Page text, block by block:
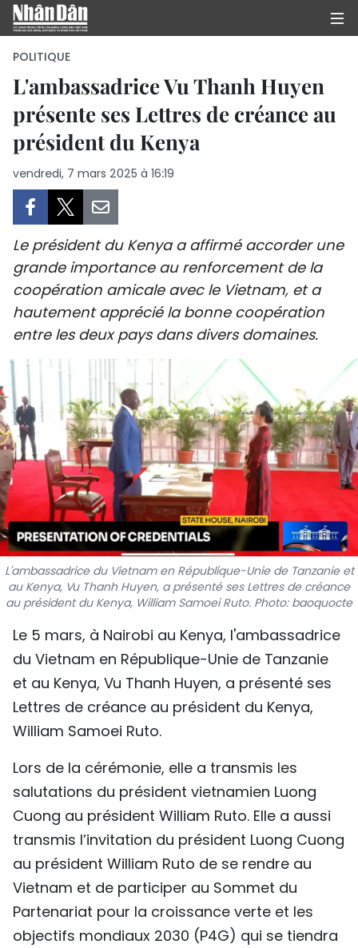
PAGE D'ACCUEIL
POLITIQUE
CULTURE
TOURISME
ENVIRONNEMENT
FRANCOPHONIE
PAYS NATAL
INTERNATIONAL
MÉGASTORIE
INFOGRAPHIE
PHOTO
VIDÉO
À PROPOS DU "PEUPLE"
TIẾNG VIỆT
ENGLISH
中文
РУССКИЙ
ESPAÑOL
POLITIQUE
L'ambassadrice Vu Thanh Huyen
présente ses Lettres de créance au
président du Kenya
vendredi, 7 mars 2025 à 16:19
Le président du Kenya a affirmé accorder une
grande importance au renforcement de la
coopération amicale avec le Vietnam, et a
hautement apprécié la bonne coopération
entre les deux pays dans divers domaines.
L'ambassadrice du Vietnam en République-Unie de Tanzanie et
au Kenya, Vu Thanh Huyen, a présenté ses Lettres de créance
au président du Kenya, William Samoei Ruto. Photo: baoquocte
Le 5 mars, à Nairobi au Kenya, l'ambassadrice
du Vietnam en République-Unie de Tanzanie
et au Kenya, Vu Thanh Huyen, a présenté ses
Lettres de créance au président du Kenya,
William Samoei Ruto.
Lors de la cérémonie, elle a transmis les
salutations du président vietnamien Luong
Cuong au président William Ruto. Elle a aussi
transmis l’invitation du président Luong Cuong
au président William Ruto de se rendre au
Vietnam et de participer au Sommet du
Partenariat pour la croissance verte et les
objectifs mondiaux 2030 (P4G) qui se tiendra